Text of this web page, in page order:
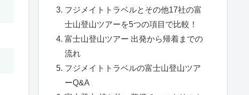
フジメイトトラベルとその他17社の富
士山登山ツアーを5つの項目で比較！
富士山登山ツアー 出発から帰着までの
流れ
フジメイトトラベルの富士山登山ツア
ーQ&A